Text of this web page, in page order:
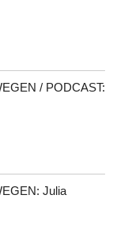
/ PODCAST:
Julia